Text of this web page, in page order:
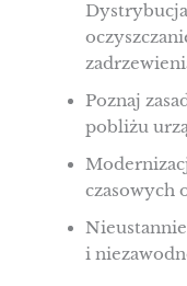
Poznaj
pobliżu
czasowych
i